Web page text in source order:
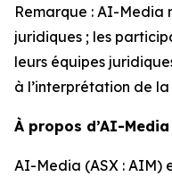
Remarque : AI-Media
juridiques ; les
leurs équipes
à l’interprétation de
À propos d’AI-Media
AI-Media (ASX : AIM)